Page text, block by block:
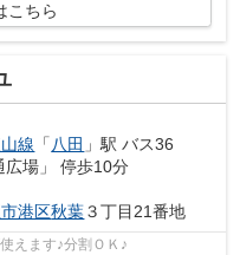
こちら
線 「 八田 」駅 バス36
広場」 停歩10分
港区秋葉３丁目21番地
えます♪分割ＯＫ♪